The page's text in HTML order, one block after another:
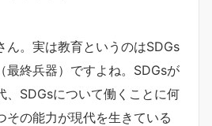
ん。実は教育というのはSDGs
最終兵器）ですよね。SDGsが
、SDGsについて働くことに何
その能力が現代を生きている